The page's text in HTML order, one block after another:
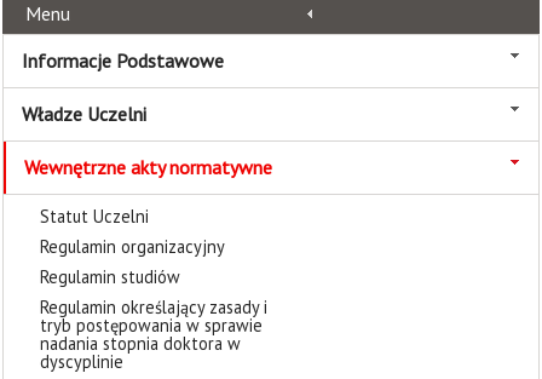
Menu
Informacje Podstawowe
Władze Uczelni
Wewnętrzne akty normatywne
Statut Uczelni
Regulamin organizacyjny
Regulamin studiów
Regulamin określający zasady i
tryb postępowania w sprawie
nadania stopnia doktora w
dyscyplinie